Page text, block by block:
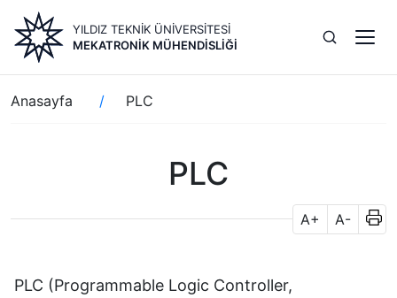
içeriğe
atla
YILDIZ TEKNİK ÜNİVERSİTESİ
MEKATRONIK MÜHENDISLIĞI
Sayfa
yolu
Anasayfa PLC
PLC
A+ A-
PLC (Programmable Logic Controller,